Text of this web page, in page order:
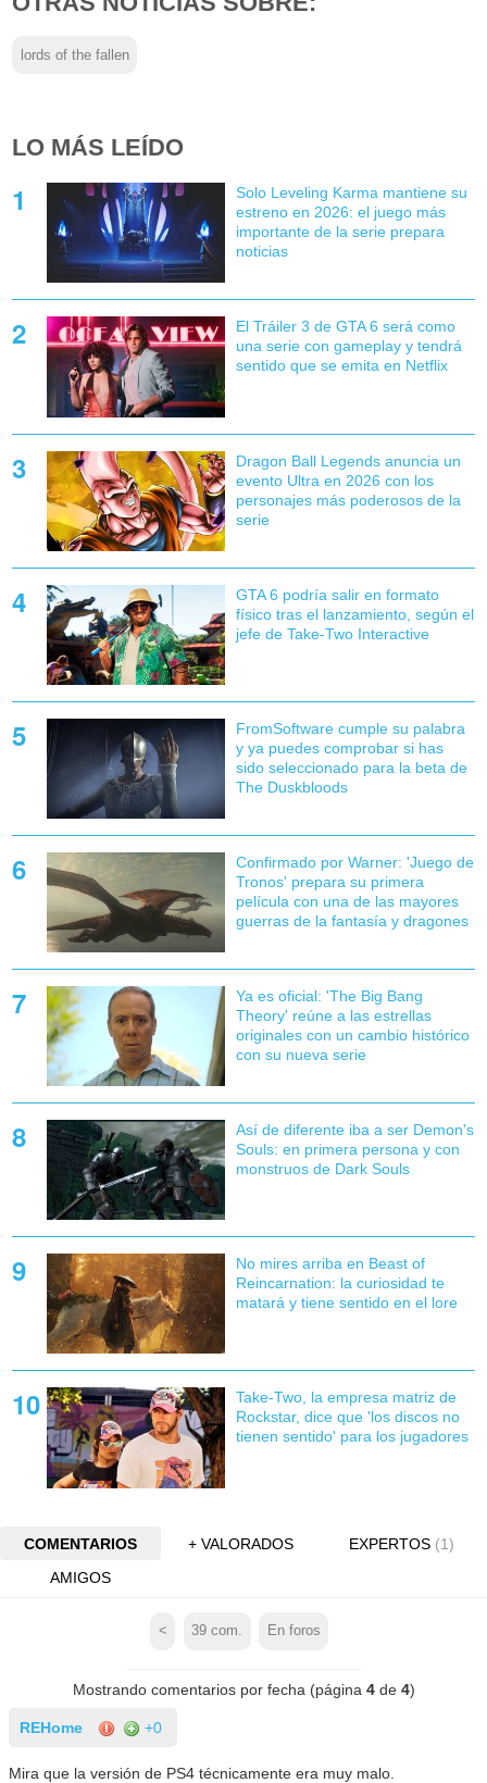
lords of the fallen
LO MÁS LEÍDO
Solo Leveling Karma mantiene su
estreno en 2026: el juego más
importante de la serie prepara
noticias
El Tráiler 3 de GTA 6 será como
una serie con gameplay y tendrá
sentido que se emita en Netflix
Dragon Ball Legends anuncia un
evento Ultra en 2026 con los
personajes más poderosos de la
serie
GTA 6 podría salir en formato
físico tras el lanzamiento, según el
jefe de Take-Two Interactive
FromSoftware cumple su palabra
y ya puedes comprobar si has
sido seleccionado para la beta de
The Duskbloods
Confirmado por Warner: 'Juego de
Tronos' prepara su primera
película con una de las mayores
guerras de la fantasía y dragones
Ya es oficial: 'The Big Bang
Theory' reúne a las estrellas
originales con un cambio histórico
con su nueva serie
Así de diferente iba a ser Demon's
Souls: en primera persona y con
monstruos de Dark Souls
No mires arriba en Beast of
Reincarnation: la curiosidad te
matará y tiene sentido en el lore
Take-Two, la empresa matriz de
Rockstar, dice que 'los discos no
tienen sentido' para los jugadores
COMENTARIOS + VALORADOS EXPERTOS (1)
AMIGOS
< 39 com. En foros
Mostrando comentarios por fecha (página 4de 4)
REHome +0
Mira que la versión de PS4 técnicamente era muy malo.